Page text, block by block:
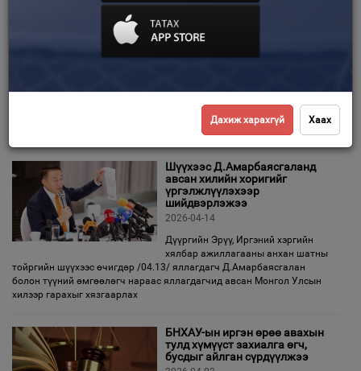
М.Батчулуунд бүх насаар нь
хорих ял оноолоо
холбогдох шүүх хурал шийдвэрээ танилцууллаа. Гэмт хэрэгтэн
Шүүхээс Д.Амарбаясгаланд
авсан хилийн хоригийг
үргэлжлүүлэхээр
шийдвэрлэжээ
2026-04-14
Дүүргийн Эрүү, Иргэний хэргийн
хялбар ажиллагааны анхан шатны
тойргийн шүүхээс өчигдөр /04.13/ яллагдагч Д.Амарбаясгалан
болон түүний өмгөөлөгч нараас яллагдагчид авсан Монгол Улсын
хилээр гарахыг хязгаарлах
БНХАУ-ын иргэн өрөө авахын
тулд хүмүүст захиалга өгч,
бусдыг айлган сүрдүүлжээ
Дахиж харахгүй Хаах